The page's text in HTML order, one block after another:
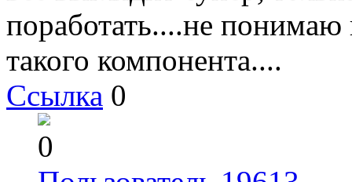
поработать....не
такого компонента....
Ссылка 0
0